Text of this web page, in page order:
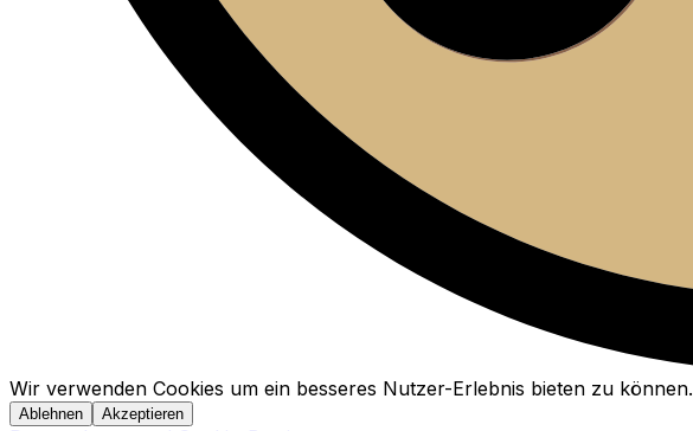
Wir verwenden Cookies um ein besseres Nutzer-Erlebnis bieten zu können.
Ablehnen Akzeptieren